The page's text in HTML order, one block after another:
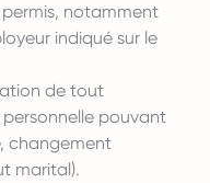
notamment
indiqué sur le
de tout
pouvant
changement
marital).